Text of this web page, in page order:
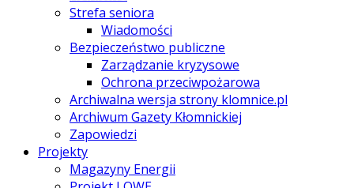
Strefa seniora
Wiadomości
Bezpieczeństwo publiczne
Zarządzanie kryzysowe
Ochrona przeciwpożarowa
Archiwalna wersja strony klomnice.pl
Archiwum Gazety Kłomnickiej
Zapowiedzi
Projekty
Magazyny Energii